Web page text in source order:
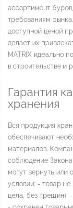
ассортимент
требованиям
доступной ценой
делает их
MATRIX идеально
в строительстве и
Гарантия
хранения
Вся продукция
обеспечивают
материалов.
соблюдение
могут вернуть или
условии: - товар не
цела, без трещин);